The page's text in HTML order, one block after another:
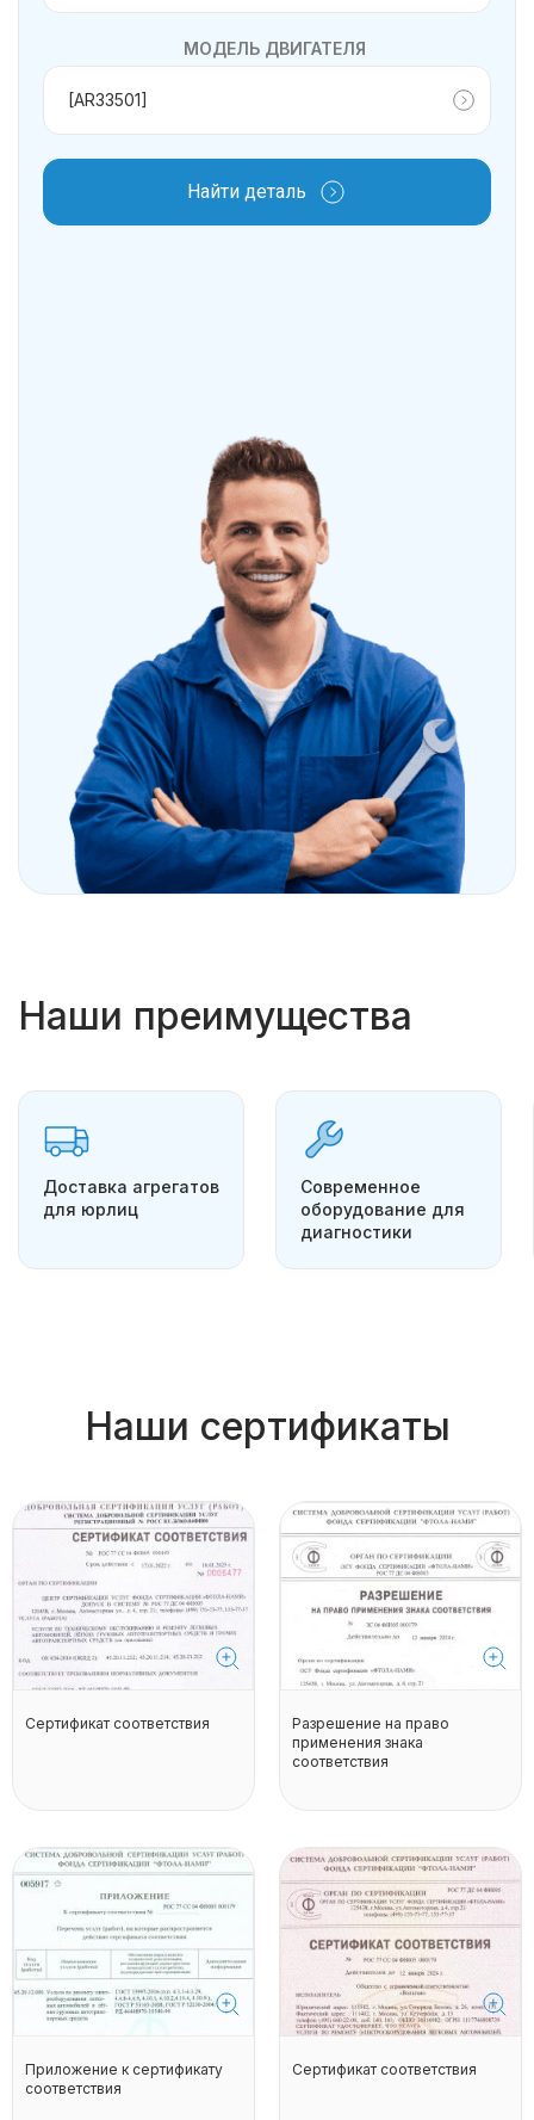
МОДЕЛЬ ДВИГАТЕЛЯ
Найти деталь
Наши преимущества
Доставка агрегатов
для юрлиц
Современное
оборудование для
диагностики
Наши сертификаты
Сертификат соответствия
Разрешение на право
применения знака
соответствия
Приложение к сертификату
соответствия
Сертификат соответствия